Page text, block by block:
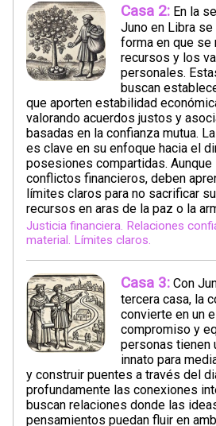
Casa 2: En la
Juno en Libra
forma en que se
recursos y los
personales.
buscan
que aporten estabilidad
valorando acuerdos justos y
basadas en la confianza mutua.
es clave en su enfoque hacia el
posesiones compartidas.
conflictos financieros, deben
límites claros para no sacrificar
recursos en aras de la paz o la
Justicia financiera. Relaciones
material. Límites claros.
Casa 3: Con
tercera casa, la
convierte en un
compromiso y
personas tienen
innato para
y construir puentes a través del
profundamente las conexiones
buscan relaciones donde las
pensamientos puedan fluir en